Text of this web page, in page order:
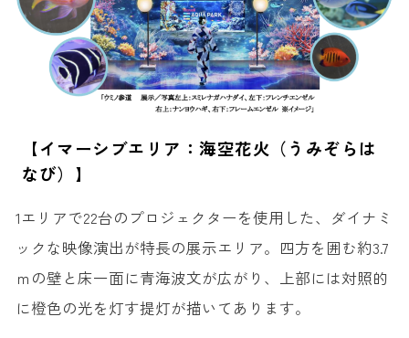
【イマーシブエリア：海空花火（うみぞらは
なび）】
1エリアで22台のプロジェクターを使用した、ダイナミ
ックな映像演出が特長の展示エリア。四方を囲む約3.7
ｍの壁と床一面に青海波文が広がり、上部には対照的
に橙色の光を灯す提灯が描いてあります。